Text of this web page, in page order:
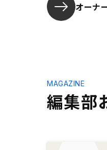
オーナ
編集部
MAGAZINE